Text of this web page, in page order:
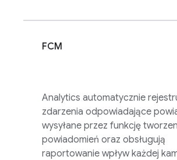
FCM
Analytics automatycznie
zdarzenia odpowiadające
wysyłane przez funkcję
powiadomień oraz obsługują
raportowanie wpływ każdej